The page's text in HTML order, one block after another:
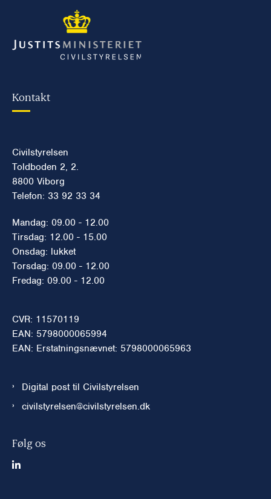
Kontakt
Civilstyrelsen
Toldboden 2, 2.
8800 Viborg
Telefon: 33 92 33 34
Mandag: 09.00 - 12.00
Tirsdag: 12.00 - 15.00
Onsdag: lukket
Torsdag: 09.00 - 12.00
Fredag: 09.00 - 12.00
CVR: 11570119
EAN: 5798000065994
EAN: Erstatningsnævnet: 5798000065963
Digital post til Civilstyrelsen
civilstyrelsen@civilstyrelsen.dk
Følg os